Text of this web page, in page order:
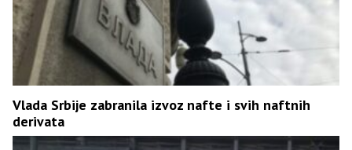
Vlada Srbije zabranila izvoz nafte i svih naftnih
derivata